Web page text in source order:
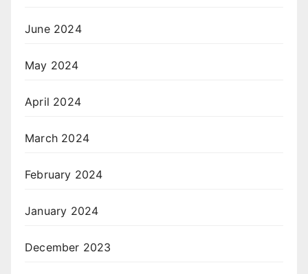
June 2024
May 2024
April 2024
March 2024
February 2024
January 2024
December 2023